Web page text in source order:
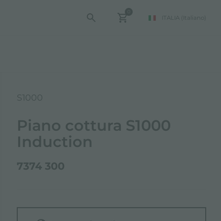
ITALIA (Italiano)
S1000
Piano cottura S1000
Induction
7374 300